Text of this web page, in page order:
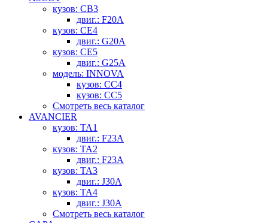
кузов: CB3
двиг.: F20A
кузов: CE4
двиг.: G20A
кузов: CE5
двиг.: G25A
модель: INNOVA
кузов: CC4
кузов: CC5
Смотреть весь каталог
AVANCIER
кузов: TA1
двиг.: F23A
кузов: TA2
двиг.: F23A
кузов: TA3
двиг.: J30A
кузов: TA4
двиг.: J30A
Смотреть весь каталог